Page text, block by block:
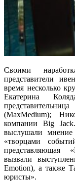
Своими
представители
время несколько
Екатерина
(MaxMedium);
компании Big
выслушали
«творцами
представляющая
вызвали
Emotion), а также
юристы».